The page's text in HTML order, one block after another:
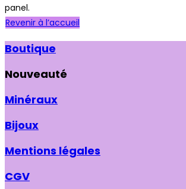
panel.
Revenir à l’accueil
Boutique
Nouveauté
Minéraux
Bijoux
Mentions légales
CGV